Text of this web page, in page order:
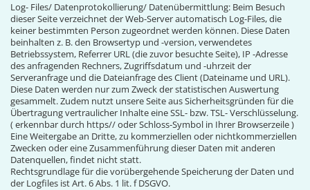
Log- Files/ Datenprotokollierung/ Datenübermittlung: Beim Besuch
dieser Seite verzeichnet der Web-Server automatisch Log-Files, die
keiner bestimmten Person zugeordnet werden können. Diese Daten
beinhalten z. B. den Browsertyp und -version, verwendetes
Betriebssystem, Referrer URL (die zuvor besuchte Seite), IP -Adresse
des anfragenden Rechners, Zugriffsdatum und -uhrzeit der
Serveranfrage und die Dateianfrage des Client (Dateiname und URL).
Diese Daten werden nur zum Zweck der statistischen Auswertung
gesammelt. Zudem nutzt unsere Seite aus Sicherheitsgründen für die
Übertragung vertraulicher Inhalte eine SSL- bzw. TSL- Verschlüsselung.
( erkennbar durch https// oder Schloss-Symbol in Ihrer Browserzeile )
Eine Weitergabe an Dritte, zu kommerziellen oder nichtkommerziellen
Zwecken oder eine Zusammenführung dieser Daten mit anderen
Datenquellen, findet nicht statt.
Rechtsgrundlage für die vorübergehende Speicherung der Daten und
der Logfiles ist Art. 6 Abs. 1 lit. f DSGVO.